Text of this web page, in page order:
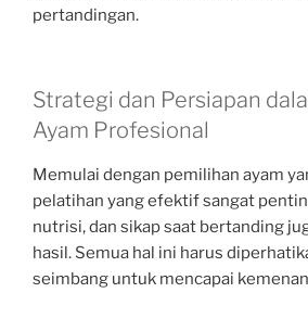
pertandingan.
Strategi dan Persiapan
Ayam Profesional
Memulai dengan pemilihan ayam
pelatihan yang efektif sangat
nutrisi, dan sikap saat bertanding
hasil. Semua hal ini harus
seimbang untuk mencapai